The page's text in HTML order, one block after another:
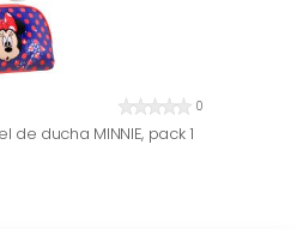
0
ducha MINNIE, pack 1